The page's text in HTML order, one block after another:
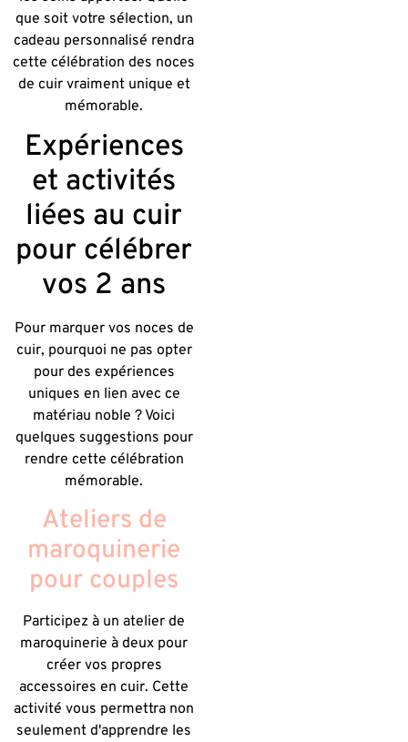
que soit votre sélection, un
cadeau personnalisé rendra
cette célébration des noces
de cuir vraiment unique et
mémorable.
Expériences
et activités
liées au cuir
pour célébrer
vos 2 ans
Pour marquer vos noces de
cuir, pourquoi ne pas opter
pour des expériences
uniques en lien avec ce
matériau noble ? Voici
quelques suggestions pour
rendre cette célébration
mémorable.
Ateliers de
maroquinerie
pour couples
Participez à un atelier de
maroquinerie à deux pour
créer vos propres
accessoires en cuir. Cette
activité vous permettra non
seulement d'apprendre les